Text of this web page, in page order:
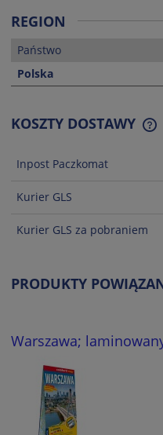
REGION
Państwo
Polska
KOSZTY DOSTAWY
Inpost Paczkomat
Kurier GLS
Kurier GLS za pobraniem
PRODUKTY
Warszawa;